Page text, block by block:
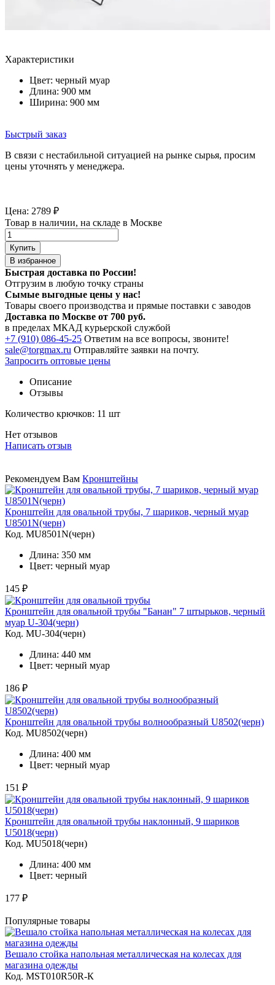
Характеристики
Цвет: черный муар
Длина: 900 мм
Ширина: 900 мм
Быстрый заказ
В связи с нестабильной ситуацией на рынке сырья, просим
цены уточнять у менеджера.
Цена: 2789 ₽
Товар в наличии, на складе в Москве
Купить
В избранное
Быстрая доставка по России!
Отгрузим в любую точку страны
Сымые выгодные цены у нас!
Товары своего производства и прямые поставки с заводов
Доставка по Москве от 700 руб.
в пределах МКАД курьерской службой
+7 (910) 086-45-25 Ответим на все вопросы, звоните!
sale@torgmax.ru Отправляйте заявки на почту.
Запросить оптовые цены
Описание
Отзывы
Количество крючков: 11 шт
Нет отзывов
Написать отзыв
Рекомендуем Вам Кронштейны
Кронштейн для овальной трубы, 7 шариков, черный муар
U8501N(черн)
Код. MU8501N(черн)
Длина: 350 мм
Цвет: черный муар
145 ₽
Кронштейн для овальной трубы "Банан" 7 штырьков, черный
муар U-304(черн)
Код. MU-304(черн)
Длина: 440 мм
Цвет: черный муар
186 ₽
Кронштейн для овальной трубы волнообразный U8502(черн)
Код. MU8502(черн)
Длина: 400 мм
Цвет: черный муар
151 ₽
Кронштейн для овальной трубы наклонный, 9 шариков
U5018(черн)
Код. MU5018(черн)
Длина: 400 мм
Цвет: черный
177 ₽
Популярные товары
Вешало стойка напольная металлическая на колесах для
магазина одежды
Код. MST010R50R-К